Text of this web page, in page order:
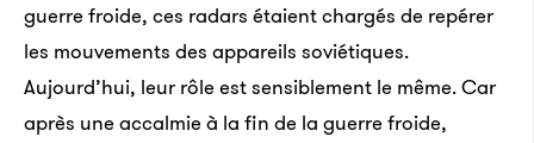
guerre froide, ces radars étaient chargés de repérer
les mouvements des appareils soviétiques.
Aujourd’hui, leur rôle est sensiblement le même. Car
après une accalmie à la fin de la guerre froide,